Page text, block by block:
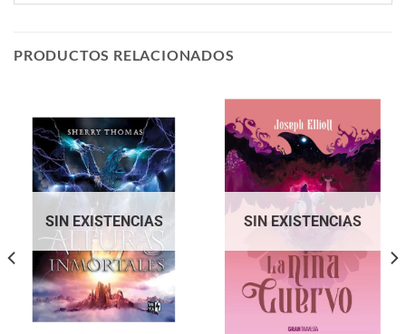
PRODUCTOS RELACIONADOS
SIN EXISTENCIAS SIN EXISTENCIAS